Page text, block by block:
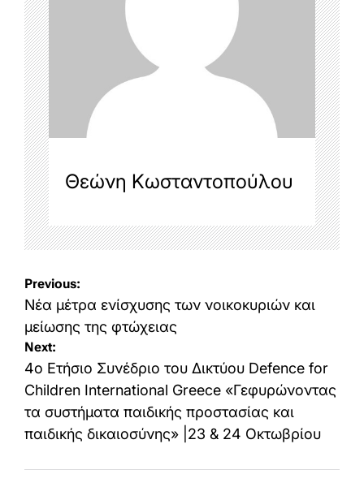
Θεώνη Κωσταντοπούλου
Post
navigation
Previous:
Νέα μέτρα ενίσχυσης των νοικοκυριών και
μείωσης της φτώχειας
Next:
4ο Ετήσιο Συνέδριο του Δικτύου Defence for
Children International Greece «Γεφυρώνοντας
τα συστήματα παιδικής προστασίας και
παιδικής δικαιοσύνης» |23 & 24 Οκτωβρίου